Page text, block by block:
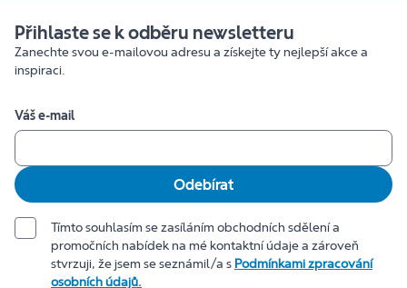
Přihlaste se k odběru newsletteru
Zanechte svou e-mailovou adresu a získejte ty nejlepší akce a
inspiraci.
Váš e-mail
Odebírat
Tímto souhlasím se zasíláním obchodních sdělení a
promočních nabídek na mé kontaktní údaje a zároveň
stvrzuji, že jsem se seznámil/a s Podmínkami zpracování
osobních údajů.